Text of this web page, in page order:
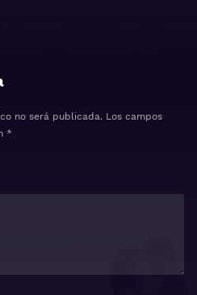
no será publicada. Los campos
*